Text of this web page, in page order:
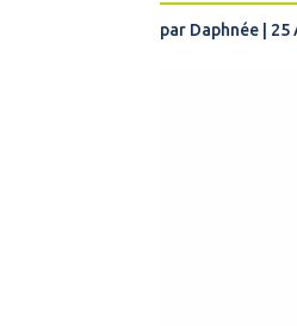
par Daphnée 25